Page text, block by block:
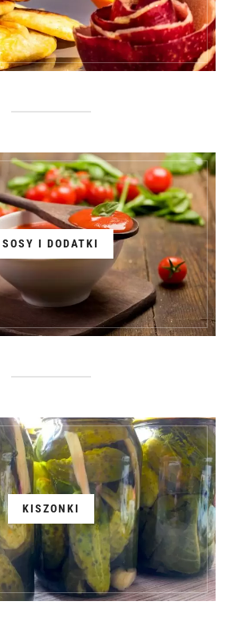
SOSY I DODATKI
KISZONKI